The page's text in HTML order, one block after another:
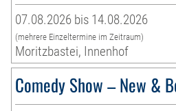
07.08.2026 bis 14.08.2026
(mehrere Einzeltermine im Zeitraum)
Moritzbastei, Innenhof
Comedy Show – New &